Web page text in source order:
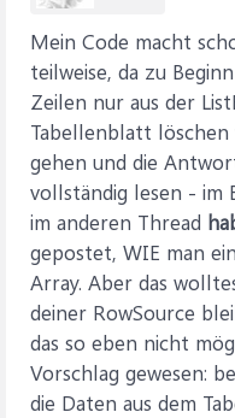
Mein Code macht
teilweise, da zu
Zeilen nur aus der
Tabellenblatt
gehen und die
vollständig lesen - im
im anderen Thread
gepostet, WIE man
Array. Aber das
deiner RowSource
das so eben nicht
Vorschlag gewesen:
die Daten aus dem